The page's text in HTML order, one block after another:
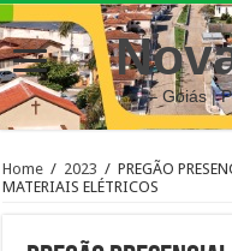
– Goiás |
Home / 2023 / PREGÃO
MATERIAIS ELÉTRICOS